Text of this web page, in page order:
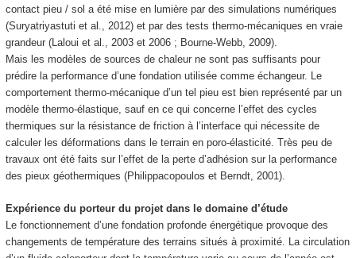
contact pieu / sol a été mise en lumière par des simulations numériques
(Suryatriyastuti et al., 2012) et par des tests thermo-mécaniques en vraie
grandeur (Laloui et al., 2003 et 2006 ; Bourne-Webb, 2009).
Mais les modèles de sources de chaleur ne sont pas suffisants pour
prédire la performance d’une fondation utilisée comme échangeur. Le
comportement thermo-mécanique d’un tel pieu est bien représenté par un
modèle thermo-élastique, sauf en ce qui concerne l’effet des cycles
thermiques sur la résistance de friction à l’interface qui nécessite de
calculer les déformations dans le terrain en poro-élasticité. Très peu de
travaux ont été faits sur l’effet de la perte d’adhésion sur la performance
des pieux géothermiques (Philippacopoulos et Berndt, 2001).
Expérience du porteur du projet dans le domaine d’étude
Le fonctionnement d’une fondation profonde énergétique provoque des
changements de température des terrains situés à proximité. La circulation